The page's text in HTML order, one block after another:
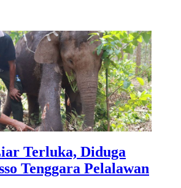
Terluka, Diduga
Tenggara Pelalawan